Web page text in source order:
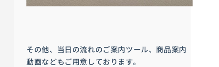
その他、当日の流れのご案内ツール、商品案内
動画などもご用意しております。